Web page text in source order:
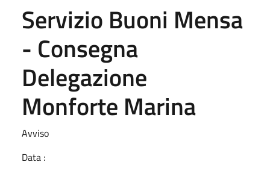
Servizio Buoni Mensa
- Consegna
Delegazione
Monforte Marina
Avviso
Data :